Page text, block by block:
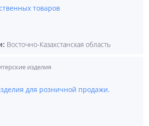
товаров
Восточно-Казахстанская область
изделия
для розничной продажи.